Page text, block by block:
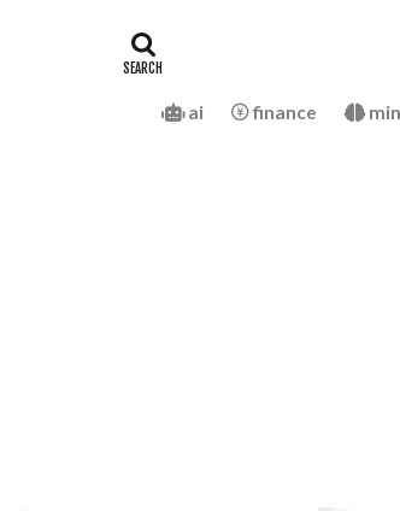
ai finance